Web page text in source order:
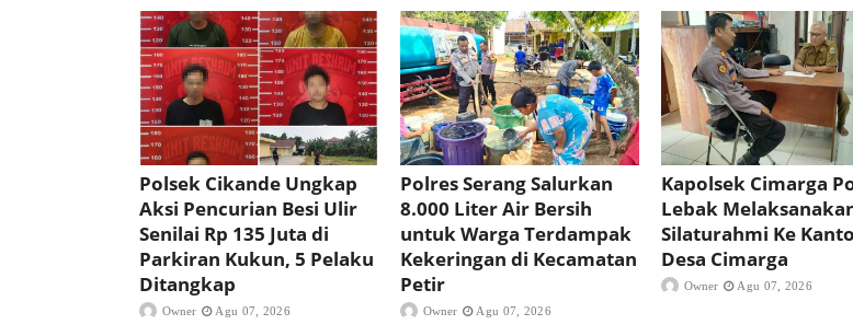
Polsek Cikande Ungkap
Aksi Pencurian Besi Ulir
Senilai Rp 135 Juta di
Parkiran Kukun, 5 Pelaku
Ditangkap
Owner Agu 07, 2026
Polres Serang Salurkan
8.000 Liter Air Bersih
untuk Warga Terdampak
Kekeringan di Kecamatan
Petir
Owner Agu 07, 2026
Kapolsek Cimarga
Lebak
Silaturahmi Ke
Desa Cimarga
Owner Agu 07, 2026